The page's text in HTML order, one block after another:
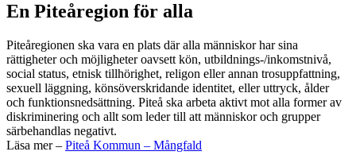
En Piteåregion för alla
Piteåregionen ska vara en plats där alla människor har sina
rättigheter och möjligheter oavsett kön, utbildnings-/inkomstnivå,
social status, etnisk tillhörighet, religon eller annan trosuppfattning,
sexuell läggning, könsöverskridande identitet, eller uttryck, ålder
och funktionsnedsättning. Piteå ska arbeta aktivt mot alla former av
diskriminering och allt som leder till att människor och grupper
särbehandlas negativt.
Läsa mer – Piteå Kommun – Mångfald